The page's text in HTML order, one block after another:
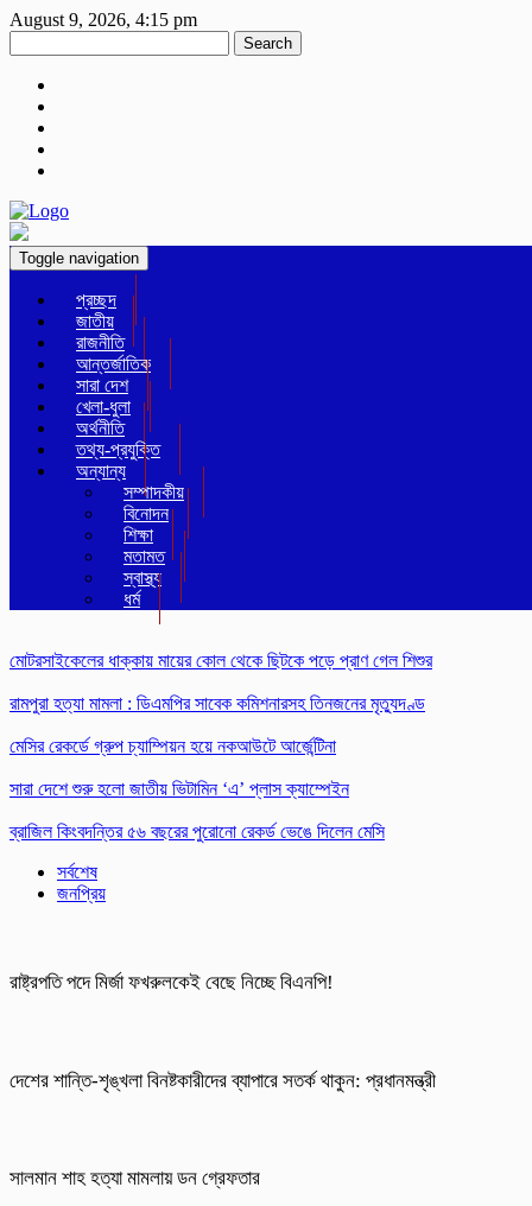
August 9, 2026, 4:15 pm
Search
Toggle navigation
প্রচ্ছদ
জাতীয়
রাজনীতি
আন্তর্জাতিক
সারা দেশ
খেলা-ধুলা
অর্থনীতি
তথ্য-প্রযুক্তি
অন্যান্য
সম্পাদকীয়
বিনোদন
শিক্ষা
মতামত
স্বাস্থ্য
ধর্ম
মোটরসাইকেলের ধাক্কায় মায়ের কোল থেকে ছিটকে পড়ে প্রাণ গেল শিশুর
রামপুরা হত্যা মামলা : ডিএমপির সাবেক কমিশনারসহ তিনজনের মৃত্যুদণ্ড
মেসির রেকর্ডে গ্রুপ চ্যাম্পিয়ন হয়ে নকআউটে আর্জেন্টিনা
সারা দেশে শুরু হলো জাতীয় ভিটামিন ‘এ’ প্লাস ক্যাম্পেইন
ব্রাজিল কিংবদন্তির ৫৬ বছরের পুরোনো রেকর্ড ভেঙে দিলেন মেসি
সর্বশেষ
জনপ্রিয়
রাষ্ট্রপতি পদে মির্জা ফখরুলকেই বেছে নিচ্ছে বিএনপি!
দেশের শান্তি-শৃঙ্খলা বিনষ্টকারীদের ব্যাপারে সতর্ক থাকুন: প্রধানমন্ত্রী
সালমান শাহ হত্যা মামলায় ডন গ্রেফতার